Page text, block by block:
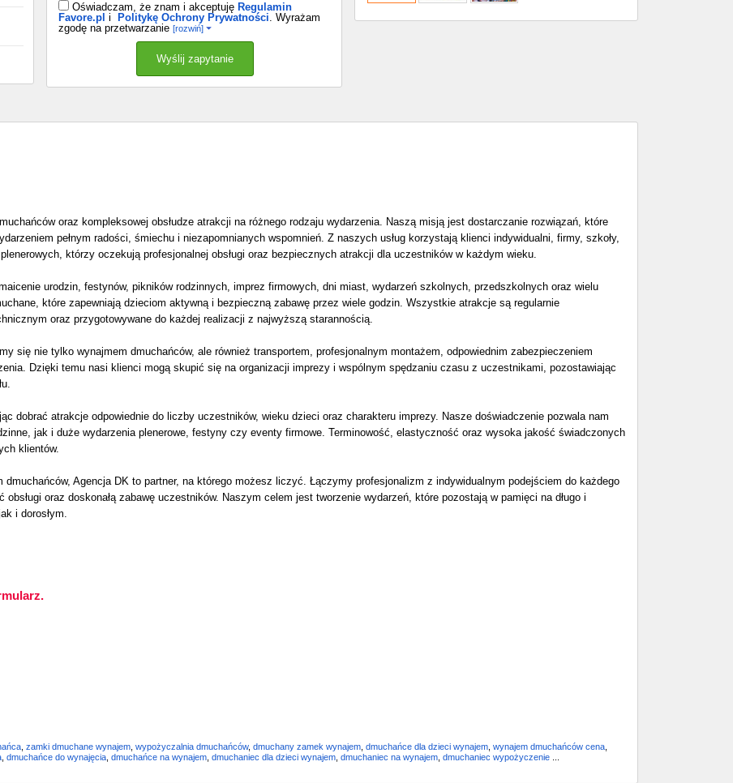
Oświadczam, że znam i akceptuję Regulamin
Favore.pl i Politykę Ochrony Prywatności. Wyrażam
zgodę na przetwarzanie [rozwiń]
oraz kompleksowej obsłudze atrakcji na różnego rodzaju wydarzenia. Naszą misją jest dostarczanie rozwiązań, które
pełnym radości, śmiechu i niezapomnianych wspomnień. Z naszych usług korzystają klienci indywidualni, firmy, szkoły,
którzy oczekują profesjonalnej obsługi oraz bezpiecznych atrakcji dla uczestników w każdym wieku.
urodzin, festynów, pikników rodzinnych, imprez firmowych, dni miast, wydarzeń szkolnych, przedszkolnych oraz wielu
które zapewniają dzieciom aktywną i bezpieczną zabawę przez wiele godzin. Wszystkie atrakcje są regularnie
oraz przygotowywane do każdej realizacji z najwyższą starannością.
się nie tylko wynajmem dmuchańców, ale również transportem, profesjonalnym montażem, odpowiednim zabezpieczeniem
Dzięki temu nasi klienci mogą skupić się na organizacji imprezy i wspólnym spędzaniu czasu z uczestnikami, pozostawiając
dobrać atrakcje odpowiednie do liczby uczestników, wieku dzieci oraz charakteru imprezy. Nasze doświadczenie pozwala nam
jak i duże wydarzenia plenerowe, festyny czy eventy firmowe. Terminowość, elastyczność oraz wysoka jakość świadczonych
klientów.
Agencja DK to partner, na którego możesz liczyć. Łączymy profesjonalizm z indywidualnym podejściem do każdego
oraz doskonałą zabawę uczestników. Naszym celem jest tworzenie wydarzeń, które pozostają w pamięci na długo i
i dorosłym.
zamki dmuchane wynajem wypożyczalnia dmuchańców, dmuchany zamek wynajem dmuchańce dla dzieci wynajem wynajem dmuchańców cena
dmuchańce do wynajęcia dmuchańce na wynajem dmuchaniec dla dzieci wynajem dmuchaniec na wynajem dmuchaniec wypożyczenie